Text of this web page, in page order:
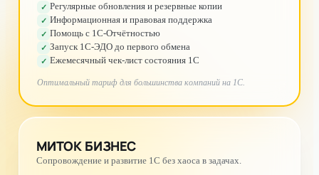
✓ Регулярные обновления и резервные копии
✓ Информационная и правовая поддержка
✓ Помощь с 1С-Отчётностью
✓ Запуск 1С-ЭДО до первого обмена
✓ Ежемесячный чек-лист состояния 1С
Оптимальный тариф для большинства компаний на 1С.
МИТОК БИЗНЕС
Сопровождение и развитие 1С без хаоса в задачах.